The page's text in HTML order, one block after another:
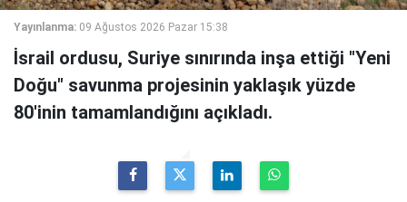
Yayınlanma: 09 Ağustos 2026 Pazar 15:38
İsrail ordusu, Suriye sınırında inşa ettiği "Yeni
Doğu" savunma projesinin yaklaşık yüzde
80'inin tamamlandığını açıkladı.